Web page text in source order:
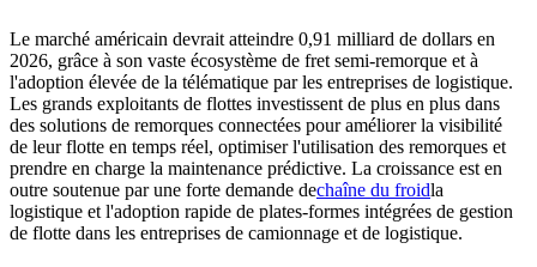
Le marché américain devrait atteindre 0,91 milliard de dollars en
2026, grâce à son vaste écosystème de fret semi-remorque et à
l'adoption élevée de la télématique par les entreprises de logistique.
Les grands exploitants de flottes investissent de plus en plus dans
des solutions de remorques connectées pour améliorer la visibilité
de leur flotte en temps réel, optimiser l'utilisation des remorques et
prendre en charge la maintenance prédictive. La croissance est en
outre soutenue par une forte demande dechaîne du froidla
logistique et l'adoption rapide de plates-formes intégrées de gestion
de flotte dans les entreprises de camionnage et de logistique.